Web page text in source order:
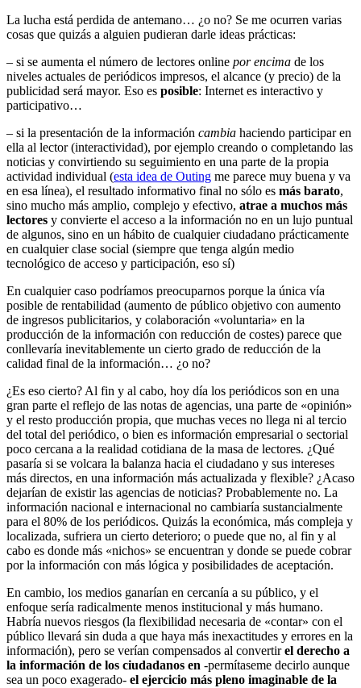
La lucha está perdida de antemano… ¿o no? Se me ocurren varias
cosas que quizás a alguien pudieran darle ideas prácticas:
– si se aumenta el número de lectores online por encima de los
niveles actuales de periódicos impresos, el alcance (y precio) de la
publicidad será mayor. Eso es posible: Internet es interactivo y
participativo…
– si la presentación de la información cambia haciendo participar en
ella al lector (interactividad), por ejemplo creando o completando las
noticias y convirtiendo su seguimiento en una parte de la propia
actividad individual (esta idea de Outing me parece muy buena y va
en esa línea), el resultado informativo final no sólo es más barato,
sino mucho más amplio, complejo y efectivo, atrae a muchos más
lectores y convierte el acceso a la información no en un lujo puntual
de algunos, sino en un hábito de cualquier ciudadano prácticamente
en cualquier clase social (siempre que tenga algún medio
tecnológico de acceso y participación, eso sí)
En cualquier caso podríamos preocuparnos porque la única vía
posible de rentabilidad (aumento de público objetivo con aumento
de ingresos publicitarios, y colaboración «voluntaria» en la
producción de la información con reducción de costes) parece que
conllevaría inevitablemente un cierto grado de reducción de la
calidad final de la información… ¿o no?
¿Es eso cierto? Al fin y al cabo, hoy día los periódicos son en una
gran parte el reflejo de las notas de agencias, una parte de «opinión»
y el resto producción propia, que muchas veces no llega ni al tercio
del total del periódico, o bien es información empresarial o sectorial
poco cercana a la realidad cotidiana de la masa de lectores. ¿Qué
pasaría si se volcara la balanza hacia el ciudadano y sus intereses
más directos, en una información más actualizada y flexible? ¿Acaso
dejarían de existir las agencias de noticias? Probablemente no. La
información nacional e internacional no cambiaría sustancialmente
para el 80% de los periódicos. Quizás la económica, más compleja y
localizada, sufriera un cierto deterioro; o puede que no, al fin y al
cabo es donde más «nichos» se encuentran y donde se puede cobrar
por la información con más lógica y posibilidades de aceptación.
En cambio, los medios ganarían en cercanía a su público, y el
enfoque sería radicalmente menos institucional y más humano.
Habría nuevos riesgos (la flexibilidad necesaria de «contar» con el
público llevará sin duda a que haya más inexactitudes y errores en la
información), pero se verían compensados al convertirel derecho a
la información de los ciudadanos en -permítaseme decirlo aunque
sea un poco exagerado- el ejercicio más pleno imaginable de la